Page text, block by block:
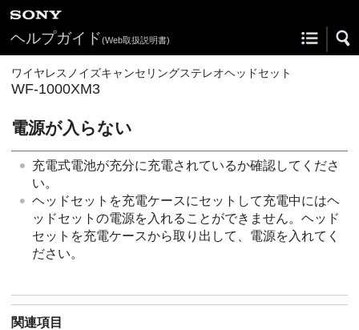
ヘルプガイド(Web取扱説明書)
ワイヤレスノイズキャンセリングステレオヘッドセット
WF-1000XM3
電源が入らない
充電式電池が充分に充電されているか確認してくださ
い。
ヘッドセットを充電ケースにセットして充電中にはヘ
ッドセットの電源を入れることができません。ヘッド
セットを充電ケースから取り出して、電源を入れてく
ださい。
関連項目